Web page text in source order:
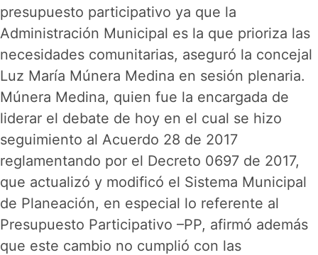
presupuesto participativo ya que la
Administración Municipal es la que prioriza las
necesidades comunitarias, aseguró la concejal
Luz María Múnera Medina en sesión plenaria.
Múnera Medina, quien fue la encargada de
liderar el debate de hoy en el cual se hizo
seguimiento al Acuerdo 28 de 2017
reglamentando por el Decreto 0697 de 2017,
que actualizó y modificó el Sistema Municipal
de Planeación, en especial lo referente al
Presupuesto Participativo –PP, afirmó además
que este cambio no cumplió con las